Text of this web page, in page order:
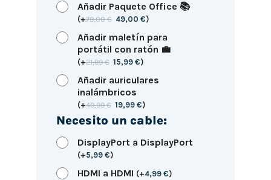
Añadir Paquete Office 📚
(+79,00€ 49,00€)
Añadir maletín para
portátil con ratón 💼
(+21,99€ 15,99€)
Añadir auriculares
inalámbricos
(+49,99€ 19,99€)
Necesito un cable:
DisplayPort a DisplayPort
(+5,99 €)
HDMI a HDMI (+4,99 €)